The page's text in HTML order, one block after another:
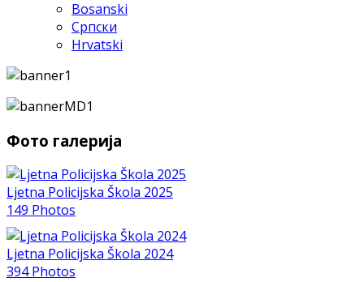
Bosanski
Српски
Hrvatski
Фото галерија
Ljetna Policijska Škola 2025
149 Photos
Ljetna Policijska Škola 2024
394 Photos